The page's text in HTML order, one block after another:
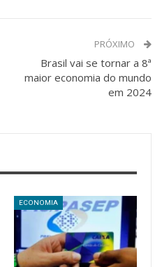
PRÓXIMO
Brasil vai se tornar a 8ª
maior economia do mundo
em 2024
ECONOMIA